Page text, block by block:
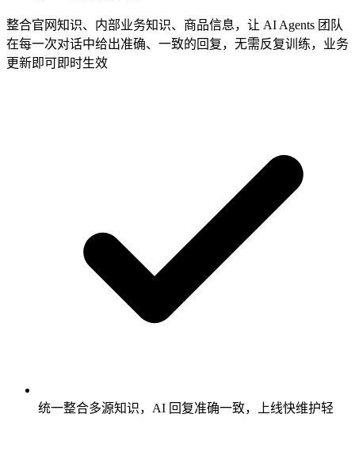
整合官网知识、内部业务知识、商品信息，让 AI Agents 团队
在每一次对话中给出准确、一致的回复，无需反复训练，业务
更新即可即时生效
统一整合多源知识，AI 回复准确一致，上线快维护轻